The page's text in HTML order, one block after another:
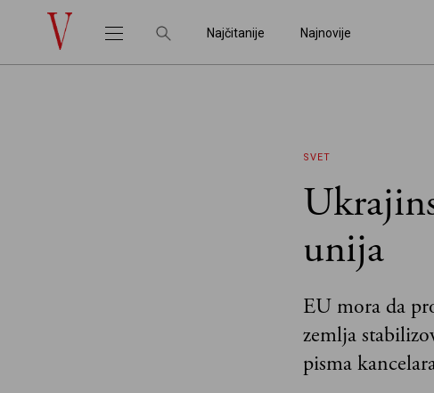
Najčitanije Najnovije
SVET
unija
EU mora da
zemlja
pisma